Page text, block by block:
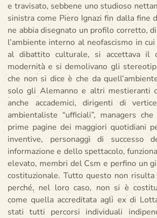
e travisato, sebbene uno studioso
sinistra come Piero Ignazi fin dalla fine
ne abbia disegnato un profilo corretto,
l’ambiente interno al neofascismo in
al dibattito culturale, si accettava il
modernità e si demolivano gli
che non si dice è che da
solo gli Alemanno e altri mestieranti
anche accademici, dirigenti di
ambientaliste “ufficiali”, managers
prime pagine dei maggiori quotidiani
inventive, personaggi di successo
informazione e dello spettacolo,
elevato, membri del Csm e perfino un
costituzionale. Tutto questo non
perché, nel loro caso, non si è
come quella accreditata agli ex di
stati tutti percorsi individuali